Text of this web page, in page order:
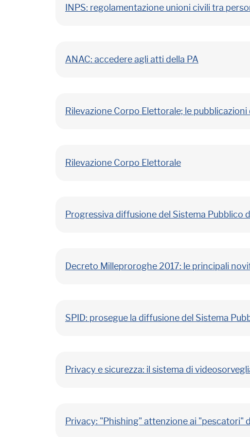
INPS: regolamentazione unioni civili tra
ANAC: accedere agli atti della PA
Rilevazione Corpo Elettorale; le
Rilevazione Corpo Elettorale
Progressiva diffusione del Sistema Pubblico
Decreto Milleproroghe 2017: le principali
SPID: prosegue la diffusione del Sistema
Privacy e sicurezza: il sistema di
Privacy: "Phishing" attenzione ai "pescatori"